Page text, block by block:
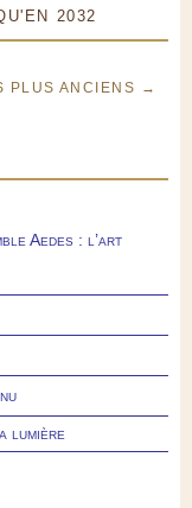
2032
PLUS ANCIENS →
Aedes : l’art
lumière